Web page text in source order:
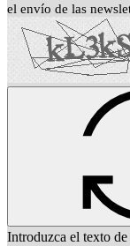
el envío de las
Introduzca el texto